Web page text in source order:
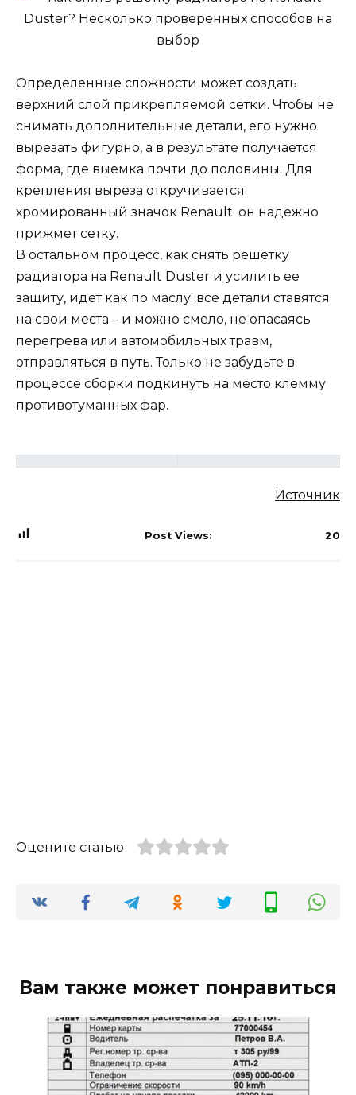
Определенные сложности может создать
верхний слой прикрепляемой сетки. Чтобы не
снимать дополнительные детали, его нужно
вырезать фигурно, а в результате получается
форма, где выемка почти до половины. Для
крепления выреза откручивается
хромированный значок Renault: он надежно
прижмет сетку.
В остальном процесс, как снять решетку
радиатора на Renault Duster и усилить ее
защиту, идет как по маслу: все детали ставятся
на свои места – и можно смело, не опасаясь
перегрева или автомобильных травм,
отправляться в путь. Только не забудьте в
процессе сборки подкинуть на место клемму
противотуманных фар.
Источник
Post Views: 20
Оцените статью
Вам также может понравиться